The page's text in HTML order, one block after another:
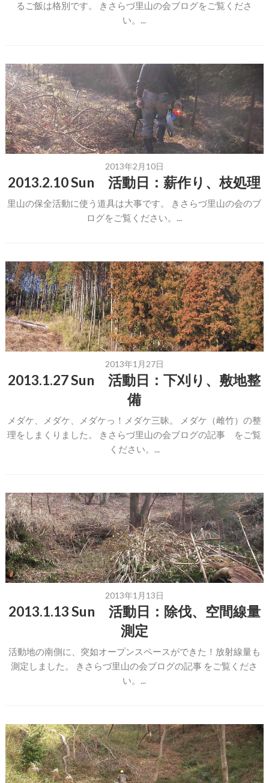
るご飯は格別です。 きさらづ里山の会ブログをご覧くださ
い。...
2013年2月10日
2013.2.10 Sun 活動日：薪作り、枝処理
里山の保全活動に使う道具は大事です。 きさらづ里山の会のブ
ログをご覧ください。...
2013年1月27日
2013.1.27 Sun 活動日：下刈り、敷地整
備
メダケ、メダケ、メダケっ！メダケ三昧。 メダケ（雌竹）の整
理をしまくりました。 きさらづ里山の会ブログの記事 をご覧
ください。...
2013年1月13日
2013.1.13 Sun 活動日：除伐、空間線量
測定
活動地の南側に、突如オープンスペースができた！放射線量も
測定しました。 きさらづ里山の会ブログの記事 をご覧くださ
い。...